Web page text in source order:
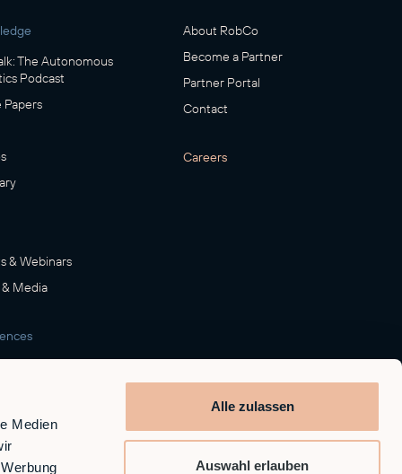
Medien
Alle zulassen
Auswahl erlauben
The Autonomous
Podcast
& Webinars
Media
About RobCo
Become a Partner
Partner Portal
Contact
Careers